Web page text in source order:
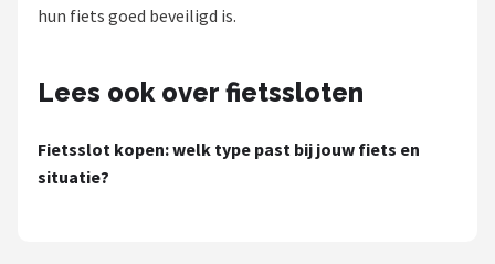
Volare
ABUS
hun fiets goed beveiligd is.
Lees ook over fietssloten
Fietsslot kopen: welk type past bij jouw fiets en
situatie?